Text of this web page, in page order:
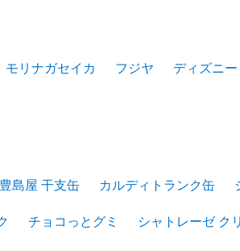
モリナガセイカ フジヤ ディズニー
豊島屋 干支缶 カルディトランク缶
チョコっとグミ シャトレーゼ ク